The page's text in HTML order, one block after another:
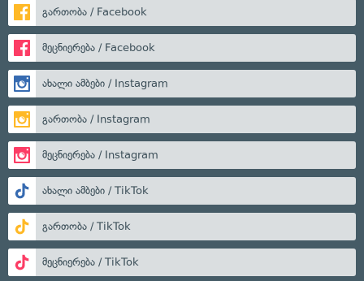
გართობა / Facebook
მეცნიერება / Facebook
ახალი ამბები / Instagram
გართობა / Instagram
მეცნიერება / Instagram
ახალი ამბები / TikTok
გართობა / TikTok
მეცნიერება / TikTok